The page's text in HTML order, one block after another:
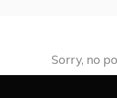
Sorry, no